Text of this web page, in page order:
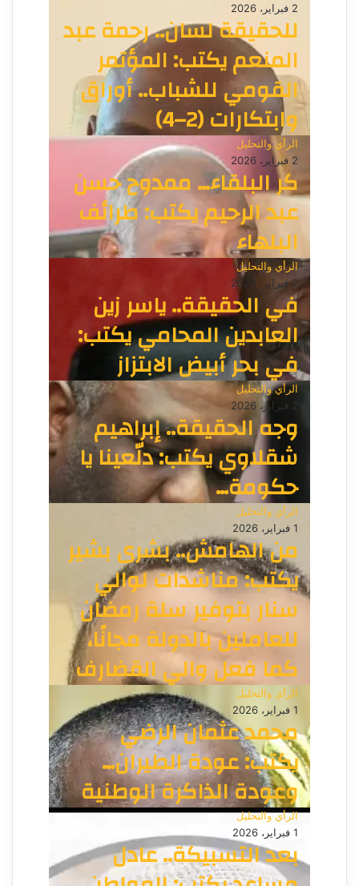
2 فبراير، 2026
للحقيقة لسان.. رحمة عبد
المنعم يكتب: المؤتمر
القومي للشباب.. أوراق
وابتكارات (2–4)
الرأي والتحليل
2 فبراير، 2026
كر البلقاء… ممدوح حسن
عبد الرحيم يكتب: طرائف
البلهاء
الرأي والتحليل
2 فبراير، 2026
في الحقيقة.. ياسر زين
العابدين المحامي يكتب:
في بحر أبيض الابتزاز
الرأي والتحليل
2 فبراير، 2026
وجه الحقيقة.. إبراهيم
شقلاوي يكتب: دلّعينا يا
حكومة…
الرأي والتحليل
1 فبراير، 2026
من الهامش.. بشرى بشير
يكتب: مناشدات لوالي
سنار بتوفير سلة رمضان
للعاملين بالدولة مجانًا،
كما فعل والي القضارف
الرأي والتحليل
1 فبراير، 2026
محمد عثمان الرضي
يكتب: عودة الطيران…
وعودة الذاكرة الوطنية
الرأي والتحليل
1 فبراير، 2026
بعد التسبيكة.. عادل